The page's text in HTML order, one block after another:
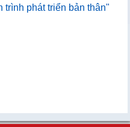
trình phát triển bản thân"